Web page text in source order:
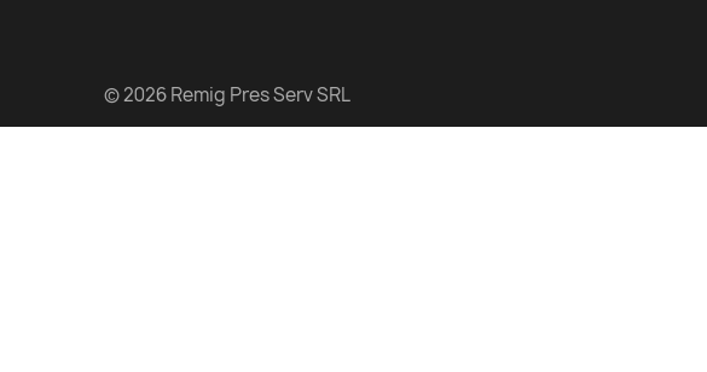
© 2026 Remig Pres Serv SRL